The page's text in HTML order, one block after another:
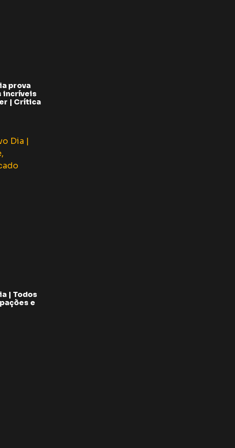
prova
incríveis
| Crítica
| Todos
e